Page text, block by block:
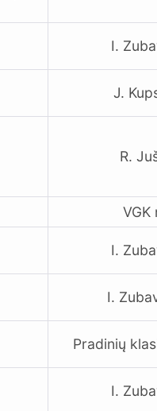
I.
J.
R.
VGK
I.
I.
Pradinių
I.